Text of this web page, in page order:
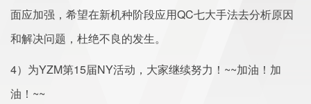
面应加强，希望在新机种阶段应用QC七大手法去分析原因
和解决问题，杜绝不良的发生。
4）为YZM第15届NY活动，大家继续努力！~~加油！加
油！~~